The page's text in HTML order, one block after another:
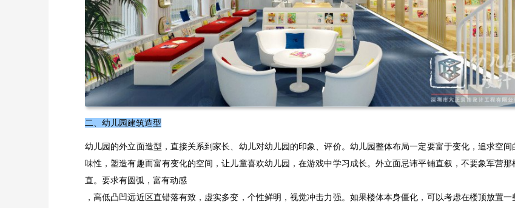
二、幼儿园建筑造型
幼儿园的外立面造型，直接关系到家长、幼儿对幼儿园的印象、评价。幼儿园整体布局一定要富于变化，追求空间
味性，塑造有趣而富有变化的空间，让儿童喜欢幼儿园，在游戏中学习成长。外立面忌讳平铺直叙，不要象军营那
直。要求有圆弧，富有动感
，高低凸凹远近区直错落有致，虚实多变，个性鲜明，视觉冲击力强。如果楼体本身僵化，可以考虑在楼顶放置一